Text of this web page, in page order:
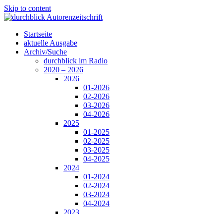
Skip to content
Startseite
aktuelle Ausgabe
Archiv/Suche
durchblick im Radio
2020 – 2026
2026
01-2026
02-2026
03-2026
04-2026
2025
01-2025
02-2025
03-2025
04-2025
2024
01-2024
02-2024
03-2024
04-2024
2023